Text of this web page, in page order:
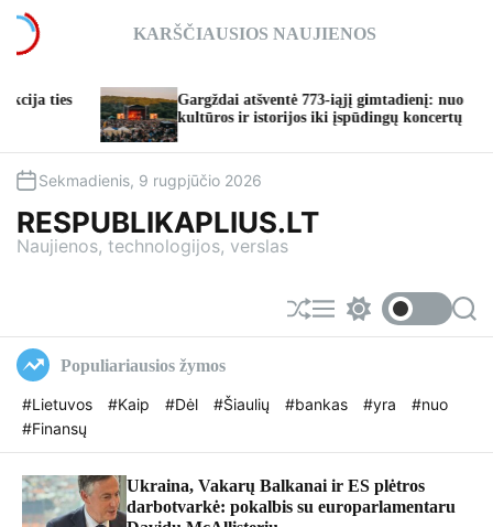
c
KARŠČIAUSIOS NAUJIENOS
Gargždai atšventė 773-iąjį gimtadienį: nuo
kultūros ir istorijos iki įspūdingų koncertų
Sekmadienis, 9 rugpjūčio 2026
RESPUBLIKAPLIUS.LT
Naujienos, technologijos, verslas
S
h
l
M
e w
h
o
o
r
S
e
Populiariausios žymos
#Lietuvos #Kaip #Dėl #Šiaulių #bankas #yra
#nuo
#Finansų
Ukraina, Vakarų Balkanai ir ES plėtros
darbotvarkė: pokalbis su europarlamentaru